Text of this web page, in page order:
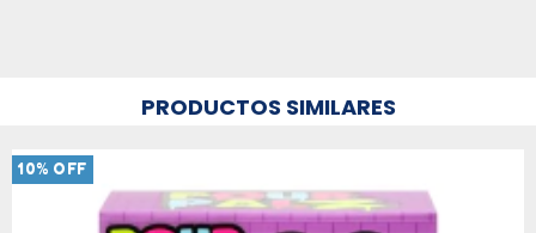
PRODUCTOS SIMILARES
10% OFF